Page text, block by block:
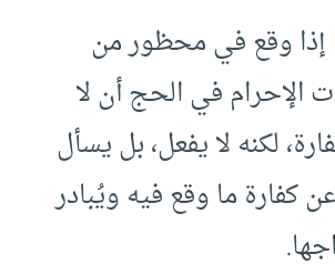
إذا وقع في محظور من
الإحرام في الحج أن لا
لكنه لا يفعل، بل يسأل
ما وقع فيه ويُبادر